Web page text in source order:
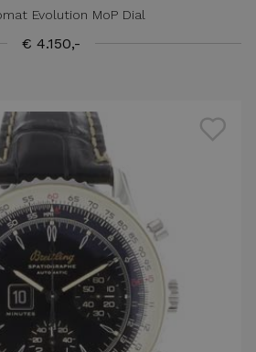
Evolution MoP Dial
€ 4.150,-